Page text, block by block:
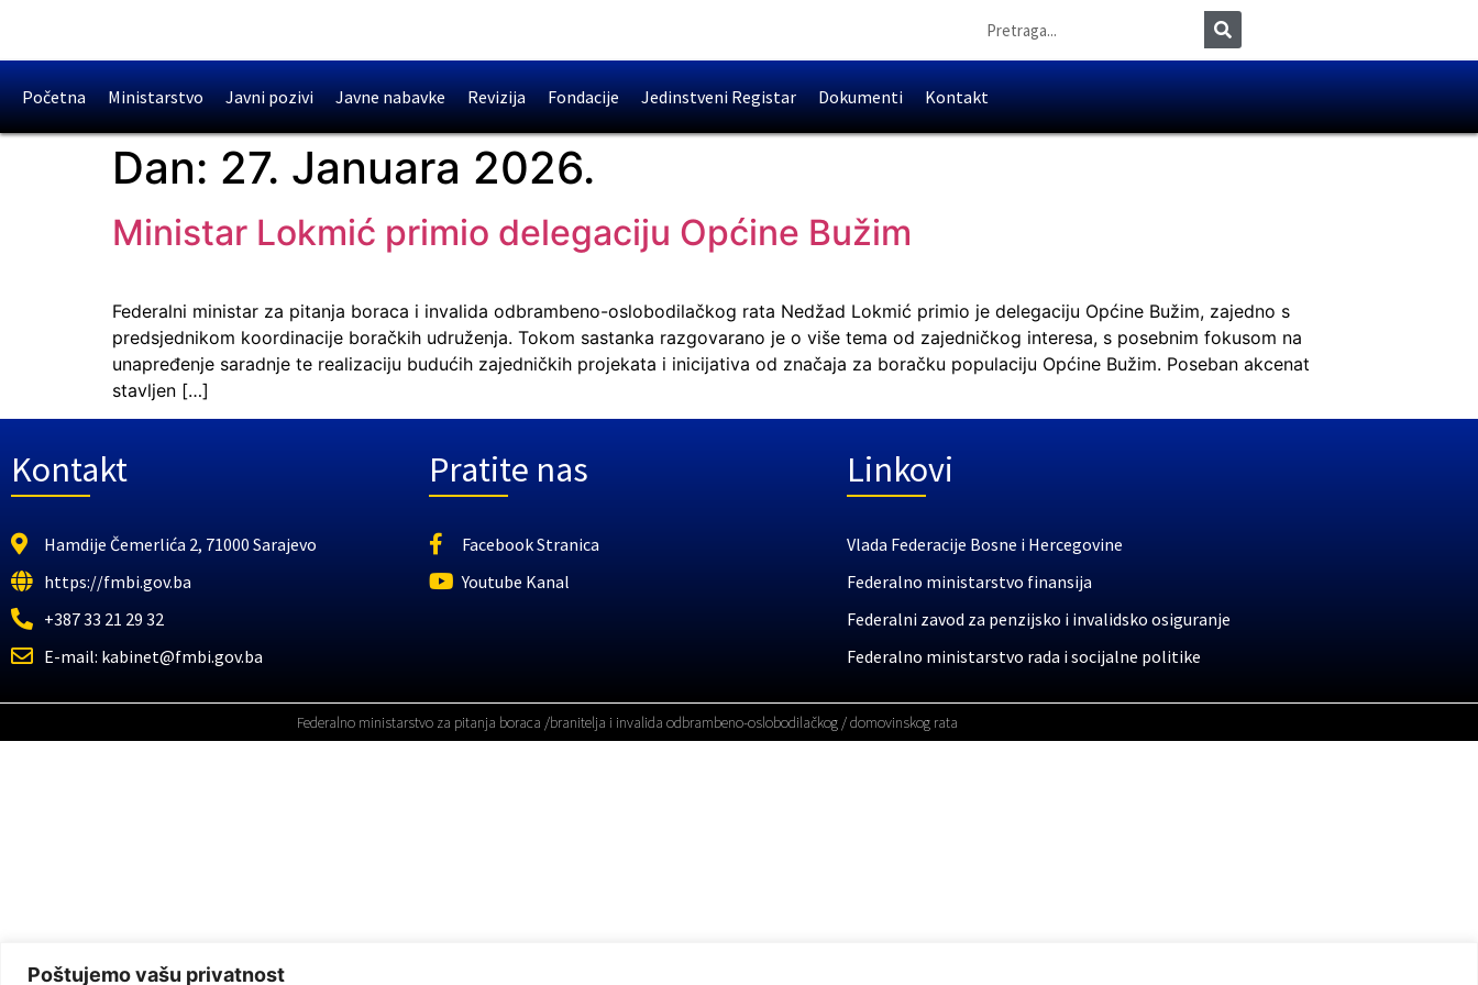
Poštujemo vašu privatnost
Početna Ministarstvo Javni pozivi Javne nabavke Revizija Fondacije Jedinstveni Registar Dokumenti Kontakt
Dan: 27. Januara 2026.
Ministar Lokmić primio delegaciju Općine Bužim
Federalni ministar za pitanja boraca i invalida odbrambeno-oslobodilačkog rata Nedžad Lokmić primio je delegaciju Općine Bužim, zajedno s
predsjednikom koordinacije boračkih udruženja. Tokom sastanka razgovarano je o više tema od zajedničkog interesa, s posebnim fokusom na
unapređenje saradnje te realizaciju budućih zajedničkih projekata i inicijativa od značaja za boračku populaciju Općine Bužim. Poseban akcenat
stavljen […]
Kontakt
Hamdije Čemerlića 2, 71000 Sarajevo
https://fmbi.gov.ba
+387 33 21 29 32
E-mail: kabinet@fmbi.gov.ba
Pratite nas
Facebook Stranica
Youtube Kanal
Linkovi
Vlada Federacije Bosne i Hercegovine
Federalno ministarstvo finansija
Federalni zavod za penzijsko i invalidsko osiguranje
Federalno ministarstvo rada i socijalne politike
Federalno ministarstvo za pitanja boraca /branitelja i invalida odbrambeno-oslobodilačkog / domovinskog rata